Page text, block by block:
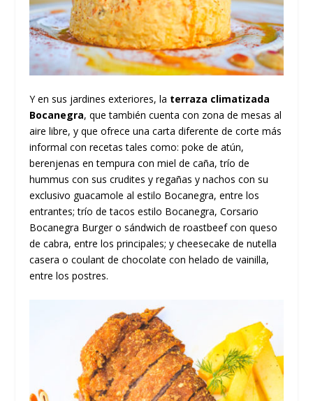
Y en sus jardines exteriores, la terraza climatizada
Bocanegra, que también cuenta con zona de mesas al
aire libre, y que ofrece una carta diferente de corte más
informal con recetas tales como: poke de atún,
berenjenas en tempura con miel de caña, trío de
hummus con sus crudites y regañas y nachos con su
exclusivo guacamole al estilo Bocanegra, entre los
entrantes; trío de tacos estilo Bocanegra, Corsario
Bocanegra Burger o sándwich de roastbeef con queso
de cabra, entre los principales; y cheesecake de nutella
casera o coulant de chocolate con helado de vainilla,
entre los postres.